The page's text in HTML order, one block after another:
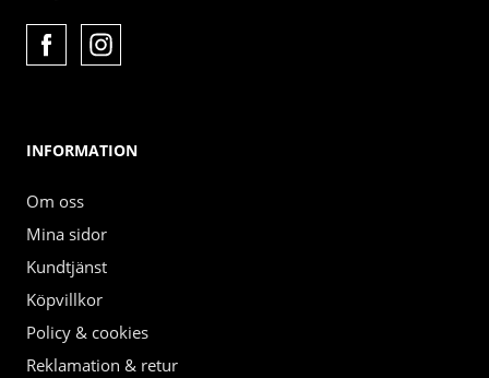
INFORMATION
Om oss
Mina sidor
Kundtjänst
Köpvillkor
Policy & cookies
Reklamation & retur